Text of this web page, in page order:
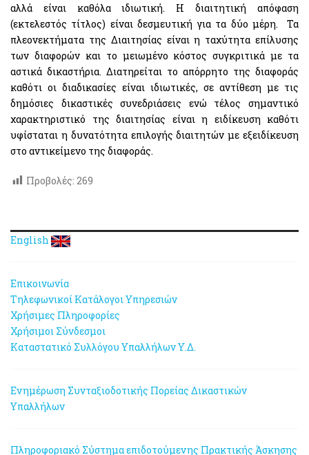
αλλά είναι καθόλα ιδιωτική. Η διαιτητική απόφαση
(εκτελεστός τίτλος) είναι δεσμευτική για τα δύο μέρη. Τα
πλεονεκτήματα της Διαιτησίας είναι η ταχύτητα επίλυσης
των διαφορών και το μειωμένο κόστος συγκριτικά με τα
αστικά δικαστήρια. Διατηρείται το απόρρητο της διαφοράς
καθότι οι διαδικασίες είναι ιδιωτικές, σε αντίθεση με τις
δημόσιες δικαστικές συνεδριάσεις ενώ τέλος σημαντικό
χαρακτηριστικό της διαιτησίας είναι η ειδίκευση καθότι
υφίσταται η δυνατότητα επιλογής διαιτητών με εξειδίκευση
στο αντικείμενο της διαφοράς.
Προβολές: 269
English
Επικοινωνία
Τηλεφωνικοί Κατάλογοι Υπηρεσιών
Χρήσιμες Πληροφορίες
Χρήσιμοι Σύνδεσμοι
Καταστατικό Συλλόγου Υπαλλήλων Υ.Δ.
Ενημέρωση Συνταξιοδοτικής Πορείας Δικαστικών
Υπαλλήλων
Πληροφοριακό Σύστημα επιδοτούμενης Πρακτικής Άσκησης